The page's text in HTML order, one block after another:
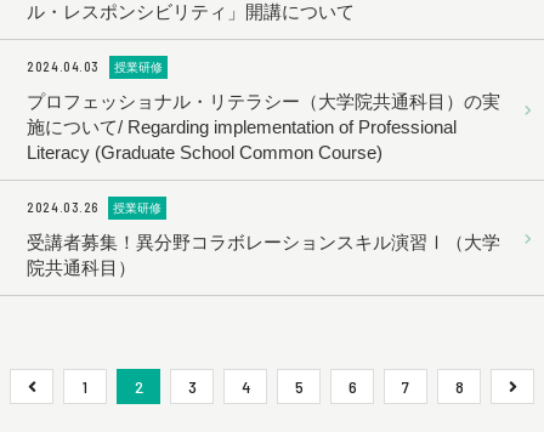
ル・レスポンシビリティ」開講について
2024.04.03 授業研修
プロフェッショナル・リテラシー（大学院共通科目）の実
施について/ Regarding implementation of Professional
Literacy (Graduate School Common Course)
2024.03.26 授業研修
受講者募集！異分野コラボレーションスキル演習Ⅰ（大学
院共通科目）
1 2 3 4 5 6 7 8